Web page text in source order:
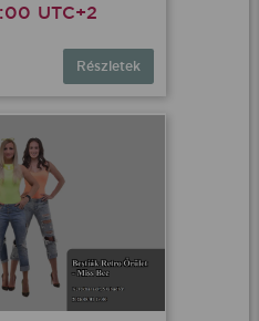
UTC+2
Részletek